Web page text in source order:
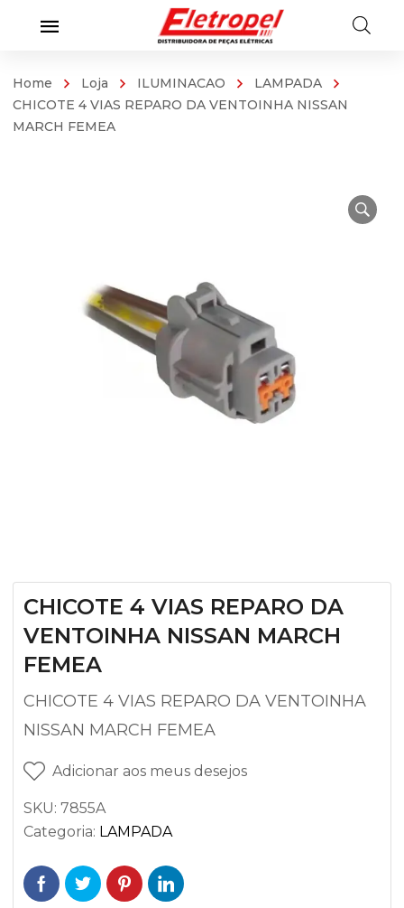
Home Loja ILUMINACAO
LAMPADA
CHICOTE 4 VIAS REPARO DA VENTOINHA NISSAN
MARCH FEMEA
CHICOTE 4 VIAS REPARO DA
VENTOINHA NISSAN MARCH
FEMEA
CHICOTE 4 VIAS REPARO DA VENTOINHA
NISSAN MARCH FEMEA
Adicionar aos meus desejos
SKU: 7855A
Categoria: LAMPADA